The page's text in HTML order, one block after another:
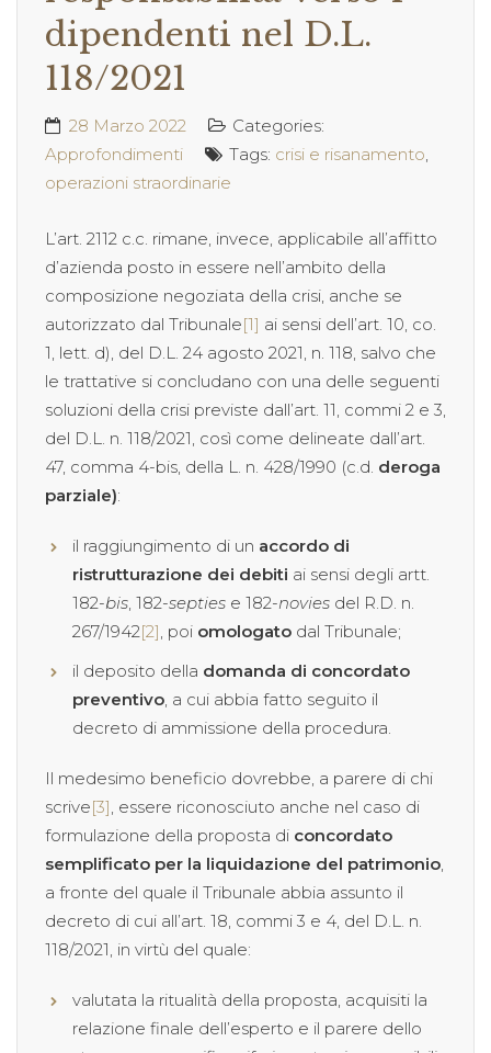
dipendenti nel D.L.
118/2021
28 Marzo 2022
Categories:
Approfondimenti
Tags: crisi e risanamento
operazioni straordinarie
L’art. 2112 c.c. rimane, invece, applicabile all’affitto
d’azienda posto in essere nell’ambito della
composizione negoziata della crisi, anche se
autorizzato dal Tribunale[1] ai sensi dell’art. 10, co.
1, lett. d), del D.L. 24 agosto 2021, n. 118, salvo che
le trattative si concludano con una delle seguenti
soluzioni della crisi previste dall’art. 11, commi 2 e 3,
del D.L. n. 118/2021, così come delineate dall’art.
47, comma 4-bis, della L. n. 428/1990 (c.d. deroga
parziale):
il raggiungimento di un accordo di
ristrutturazione dei debiti ai sensi degli artt.
182-bis , 182-septies e 182-novies del R.D. n.
267/1942[2] , poi omologato dal Tribunale;
il deposito della domanda di concordato
preventivo , a cui abbia fatto seguito il
decreto di ammissione della procedura.
Il medesimo beneficio dovrebbe, a parere di chi
scrive[3] , essere riconosciuto anche nel caso di
formulazione della proposta di concordato
semplificato per la liquidazione del patrimonio
a fronte del quale il Tribunale abbia assunto il
decreto di cui all’art. 18, commi 3 e 4, del D.L. n.
118/2021, in virtù del quale:
valutata la ritualità della proposta, acquisiti la
relazione finale dell’esperto e il parere dello